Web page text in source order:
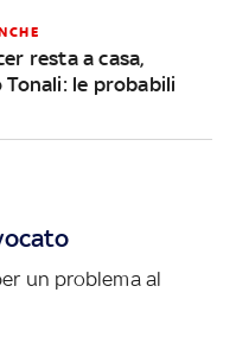
resta a casa,
le probabili
un problema al